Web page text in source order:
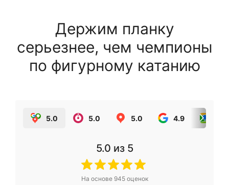
Держим планку
серьезнее, чем чемпионы
по фигурному катанию
5.0 5.0 5.0 4.9
5.0 из 5
На основе 945оценок